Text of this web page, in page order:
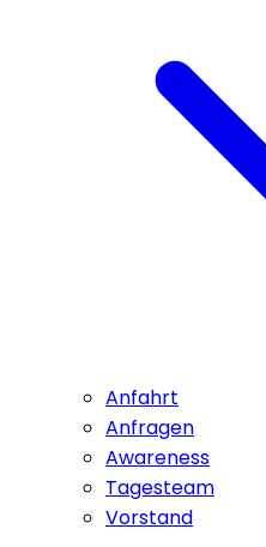
Anfahrt
Anfragen
Awareness
Tagesteam
Vorstand